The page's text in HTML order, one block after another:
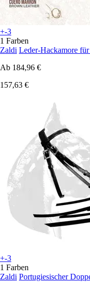
+-3
1 Farben
Zaldi Leder-Hackamore
Ab 184,96 €
157,63 €
+-3
1 Farben
Zaldi Portugiesischer